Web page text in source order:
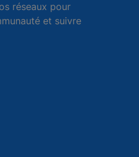
réseaux pour
et suivre